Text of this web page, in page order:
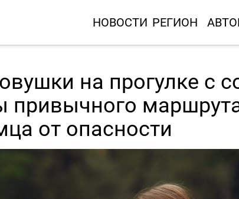
НОВОСТИ РЕГИОН
на прогулке с
привычного
от опасности